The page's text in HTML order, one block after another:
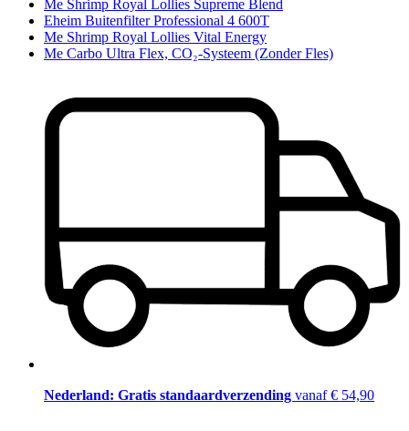
Me Shrimp Royal Lollies Supreme Blend
Eheim Buitenfilter Professional 4 600T
Me Shrimp Royal Lollies Vital Energy
Me Carbo Ultra Flex, CO₂-Systeem (Zonder Fles)
Nederland: Gratis standaardverzending vanaf € 54,90